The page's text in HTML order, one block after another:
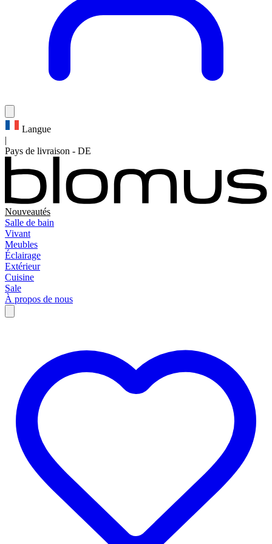
Langue
|
Pays de livraison - DE
Nouveautés
Salle de bain
Vivant
Meubles
Éclairage
Extérieur
Cuisine
Sale
À propos de nous